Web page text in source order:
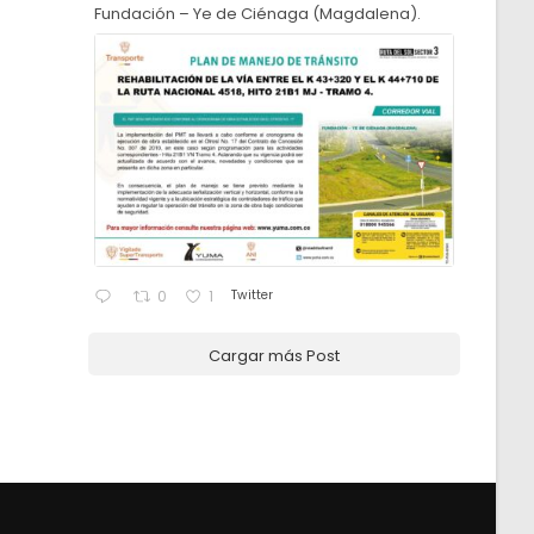
Fundación – Ye de Ciénaga (Magdalena).
0 1 Twitter
Cargar más Post